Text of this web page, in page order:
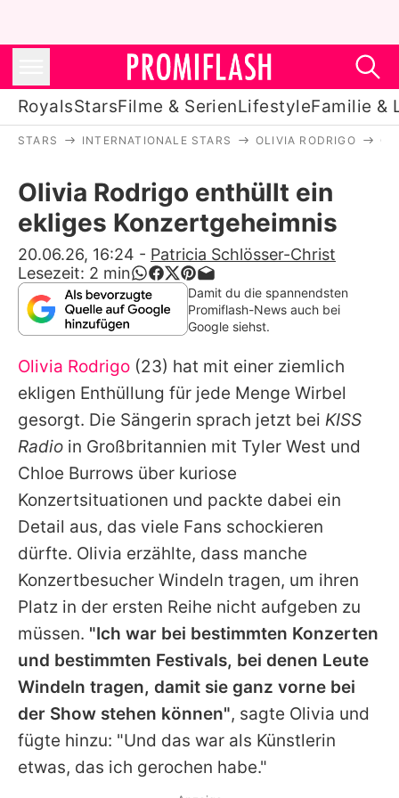
RoyalsStarsFilme & SerienLifestyleFamilie &
Stars
Filme & Serien
Lifestyle
Familie & Liebe
Alle Themen auf Promiflash
Jobs
App runterladen
Team
Redaktionelle Richtlinien
Impressum
Datenschutzerklärung
Nutzungsbedingungen
Utiq verwalten
STARS INTERNATIONALE STARS OLIVIA RODRIGO
Olivia Rodrigo enthüllt ein
ekliges Konzertgeheimnis
20.06.26, 16:24 - Patricia Schlösser-Christ
Lesezeit: 2 min
Damit du die spannendsten
Promiflash-News auch bei
Google siehst.
Olivia Rodrigo (23) hat mit einer ziemlich
ekligen Enthüllung für jede Menge Wirbel
gesorgt. Die Sängerin sprach jetzt bei KISS
Radio in Großbritannien mit Tyler West und
Chloe Burrows über kuriose
Konzertsituationen und packte dabei ein
Detail aus, das viele Fans schockieren
dürfte. Olivia erzählte, dass manche
Konzertbesucher Windeln tragen, um ihren
Platz in der ersten Reihe nicht aufgeben zu
müssen. "Ich war bei bestimmten Konzerten
und bestimmten Festivals, bei denen Leute
Windeln tragen, damit sie ganz vorne bei
der Show stehen können", sagte Olivia und
fügte hinzu: "Und das war als Künstlerin
etwas, das ich gerochen habe."